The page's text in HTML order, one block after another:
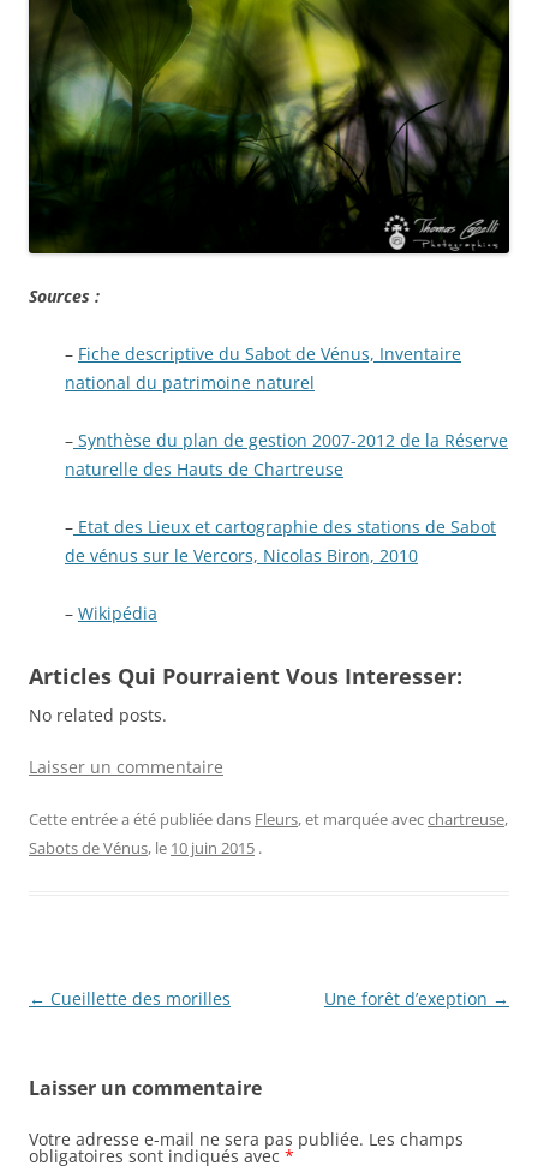
Sources :
– Fiche descriptive du Sabot de Vénus, Inventaire
national du patrimoine naturel
– Synthèse du plan de gestion 2007-2012 de la Réserve
naturelle des Hauts de Chartreuse
– Etat des Lieux et cartographie des stations de Sabot
de vénus sur le Vercors, Nicolas Biron, 2010
– Wikipédia
Articles Qui Pourraient Vous Interesser:
No related posts.
Laisser un commentaire
Cette entrée a été publiée dans Fleurs, et marquée avecchartreuse,
Sabots de Vénus, le 10 juin 2015 .
Navigation
← Cueillette des morilles Une forêt d’exeption →
Laisser un commentaire
Votre adresse e-mail ne sera pas publiée. Les champs
obligatoires sont indiqués avec *